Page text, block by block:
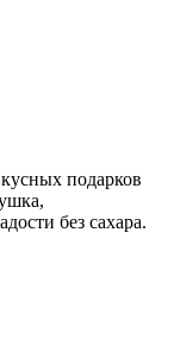
подарков
без сахара.